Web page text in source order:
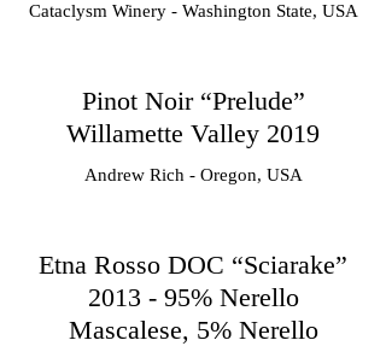
Cataclysm Winery - Washington State, USA
Pinot Noir “Prelude”
Willamette Valley 2019
Andrew Rich - Oregon, USA
Etna Rosso DOC “Sciarake”
2013 - 95% Nerello
Mascalese, 5% Nerello